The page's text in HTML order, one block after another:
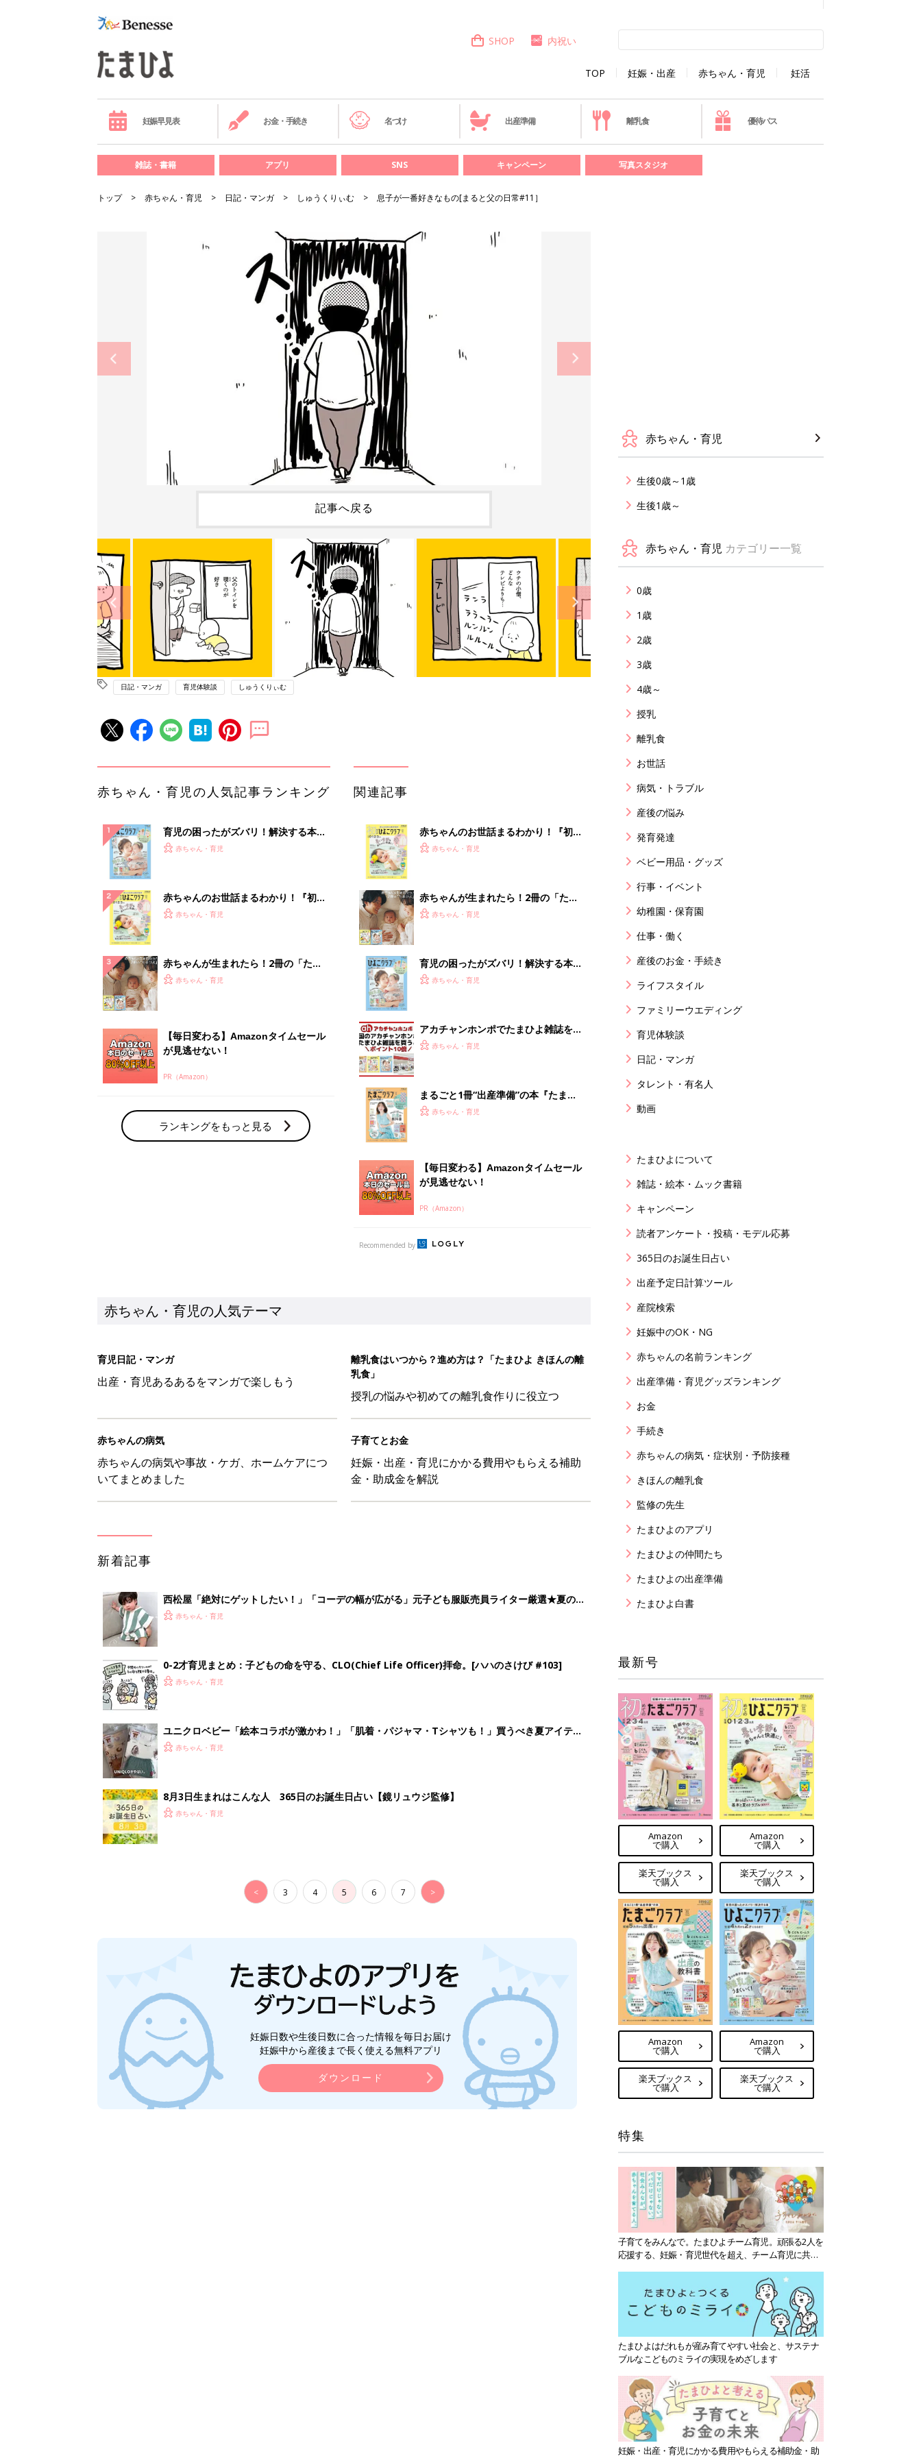
TOP 妊娠・出産 赤ちゃん・育児 妊活
SHOP 内祝い
妊娠早見表 お金・手続き 名づけ 出産準備 離乳食 優待パス
雑誌・書籍 アプリ SNS キャンペーン 写真スタジオ
トップ 赤ちゃん・育児 日記・マンガ しゅうくりぃむ 息子が一番好きなもの[まると父の日常#11］
記事へ戻る
日記・マンガ 育児体験談 しゅうくりぃむ
赤ちゃん・育児の人気記事ランキング
育児の困ったがズバリ！解決する本
『ひよこクラブ 夏号』 4カ月～2才
赤ちゃん・育児
赤ちゃんのお世話まるわかり！『初め
てのひよこクラブ 夏号』〈巻頭大特
赤ちゃん・育児
赤ちゃんが生まれたら！2冊の「たま
ひよ」
赤ちゃん・育児
【毎日変わる】Amazonタイムセール
が見逃せない！
PR（Amazon）
ランキングをもっと見る
関連記事
赤ちゃんのお世話まるわかり！『初め
てのひよこクラブ 夏号』〈巻頭大特
赤ちゃん・育児
赤ちゃんが生まれたら！2冊の「たま
ひよ」
赤ちゃん・育児
育児の困ったがズバリ！解決する本
『ひよこクラブ 夏号』 4カ月～2才
赤ちゃん・育児
アカチャンホンポでたまひよ雑誌を買
うとポイント10倍【期間限定】
赤ちゃん・育児
まるごと1冊“出産準備”の本『たまご
クラブ 夏号』〈スペシャル大特集〉
赤ちゃん・育児
【毎日変わる】Amazonタイムセール
が見逃せない！
PR（Amazon）
Recommended by
赤ちゃん・育児の人気テーマ
育児日記・マンガ
出産・育児あるあるをマンガで楽しもう
離乳食はいつから？進め方は？「たまひよ きほんの離
乳食」
授乳の悩みや初めての離乳食作りに役立つ
赤ちゃんの病気
赤ちゃんの病気や事故・ケガ、ホームケアにつ
いてまとめました
子育てとお金
妊娠・出産・育児にかかる費用やもらえる補助
金・助成金を解説
新着記事
西松屋「絶対にゲットしたい！」「コーデの幅が広がる」元子ども服販売員ライター厳選★夏のバ
ズりアイテム5選
赤ちゃん・育児
0-2才育児まとめ：子どもの命を守る、CLO(Chief Life Officer)拝命。[ハハのさけび #103]
赤ちゃん・育児
ユニクロベビー「絵本コラボが激かわ！」「肌着・パジャマ・Tシャツも！」買うべき夏アイテム
5選赤ちゃん・育児
8月3日生まれはこんな人 365日のお誕生日占い【鏡リュウジ監修】
赤ちゃん・育児
< 3 4 5 6 7 >
妊娠日数や生後日数に合った情報を毎日お届け
妊娠中から産後まで長く使える無料アプリ
ダウンロード
赤ちゃん・育児
生後0歳～1歳
生後1歳～
赤ちゃん・育児 カテゴリー一覧
0歳
1歳
2歳
3歳
4歳～
授乳
離乳食
お世話
病気・トラブル
産後の悩み
発育発達
ベビー用品・グッズ
行事・イベント
幼稚園・保育園
仕事・働く
産後のお金・手続き
ライフスタイル
ファミリーウエディング
育児体験談
日記・マンガ
タレント・有名人
動画
たまひよについて
雑誌・絵本・ムック書籍
キャンペーン
読者アンケート・投稿・モデル応募
365日のお誕生日占い
出産予定日計算ツール
産院検索
妊娠中のOK・NG
赤ちゃんの名前ランキング
出産準備・育児グッズランキング
お金
手続き
赤ちゃんの病気・症状別・予防接種
きほんの離乳食
監修の先生
たまひよのアプリ
たまひよの仲間たち
たまひよの出産準備
たまひよ白書
最新号
Amazon
で購入
楽天ブックス
で購入
Amazon
で購入
楽天ブックス
で購入
Amazon
で購入
楽天ブックス
で購入
Amazon
で購入
楽天ブックス
で購入
特集
子育てをみんなで。たまひよチーム育児。頑張る2人を
応援する、妊娠・育児世代を超え、チーム育児に共感
たまひよはだれもが産み育てやすい社会と、サステナ
ブルなこどものミライの実現をめざします
妊娠・出産・育児にかかる費用やもらえる補助金・助